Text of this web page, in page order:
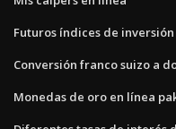
Futuros índices de inversión
Conversión franco suizo a
Monedas de oro en línea